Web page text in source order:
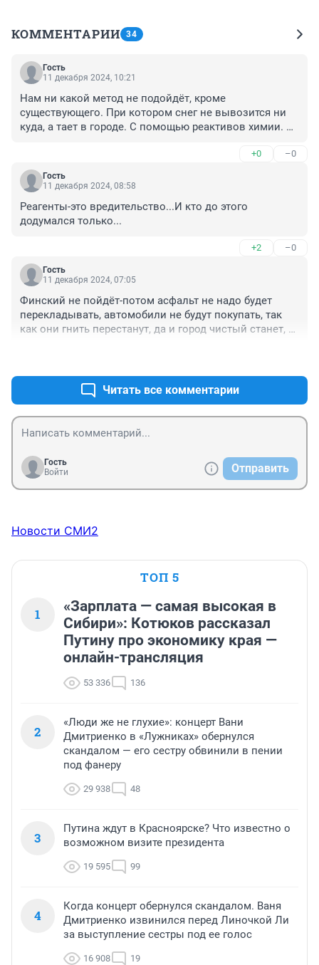
КОММЕНТАРИИ 34
Гость
11 декабря 2024, 10:21
Нам ни какой метод не подойдёт, кроме
существующего. При котором снег не вывозится ни
куда, а тает в городе. С помощью реактивов химии.
+0 –0
Гость
11 декабря 2024, 08:58
Реагенты-это вредительство...И кто до этого
додумался только...
+2 –0
Гость
11 декабря 2024, 07:05
Финский не пойдёт-потом асфальт не надо будет
перекладывать, автомобили не будут покупать, так
как они гнить перестанут, да и город чистый станет,
Читать все комментарии
Гость
Войти
Отправить
Новости СМИ2
ТОП 5
1
«Зарплата — самая высокая в
Сибири»: Котюков рассказал
Путину про экономику края —
онлайн-трансляция
53 336 136
2
«Люди же не глухие»: концерт Вани
Дмитриенко в «Лужниках» обернулся
скандалом — его сестру обвинили в пении
под фанеру
29 938 48
3
Путина ждут в Красноярске? Что известно о
возможном визите президента
19 595 99
4
Когда концерт обернулся скандалом. Ваня
Дмитриенко извинился перед Линочкой Ли
за выступление сестры под ее голос
16 908 19